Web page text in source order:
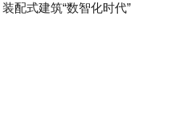
装配式建筑“数智化时代”